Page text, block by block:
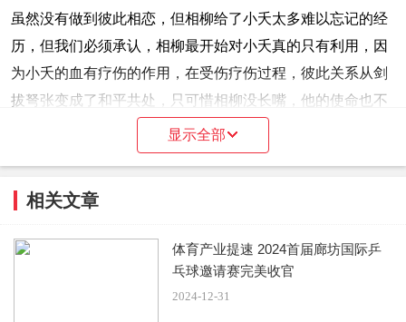
虽然没有做到彼此相恋，但相柳给了小夭太多难以忘记的经
历，但我们必须承认，相柳最开始对小夭真的只有利用，因
为小夭的血有疗伤的作用，在受伤疗伤过程，彼此关系从剑
拔弩张变成了和平共处，只可惜相柳没长嘴，他的使命也不
相柳是神农的战士，为了家族为了国家更为了子民，他需要
去战斗，他和玱玹始终是敌人，他的喜欢和爱情相比较责任
多事情，照顾清水镇的没血缘的亲人，准备弓箭，教其防身
术还有把毒蛊引到自己身上，种种行为都在诉说自己的喜
显示全部
相关文章
体育产业提速 2024首届廊坊国际乒
乓球邀请赛完美收官
2024-12-31